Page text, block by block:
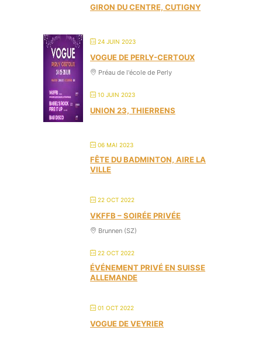
GIRON DU CENTRE, CUTIGNY
24 JUIN 2023
VOGUE DE PERLY-CERTOUX
Préau de l'école de Perly
10 JUIN 2023
UNION 23, THIERRENS
06 MAI 2023
FÊTE DU BADMINTON, AIRE LA
VILLE
22 OCT 2022
VKFFB – SOIRÉE PRIVÉE
Brunnen (SZ)
22 OCT 2022
ÉVÉNEMENT PRIVÉ EN SUISSE
ALLEMANDE
01 OCT 2022
VOGUE DE VEYRIER